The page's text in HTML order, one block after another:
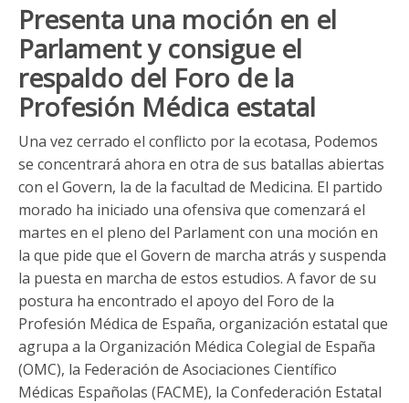
Presenta una moción en el
Parlament y consigue el
respaldo del Foro de la
Profesión Médica estatal
Una vez cerrado el conflicto por la ecotasa, Podemos
se concentrará ahora en otra de sus batallas abiertas
con el Govern, la de la facultad de Medicina. El partido
morado ha iniciado una ofensiva que comenzará el
martes en el pleno del Parlament con una moción en
la que pide que el Govern de marcha atrás y suspenda
la puesta en marcha de estos estudios. A favor de su
postura ha encontrado el apoyo del Foro de la
Profesión Médica de España, organización estatal que
agrupa a la Organización Médica Colegial de España
(OMC), la Federación de Asociaciones Científico
Médicas Españolas (FACME), la Confederación Estatal